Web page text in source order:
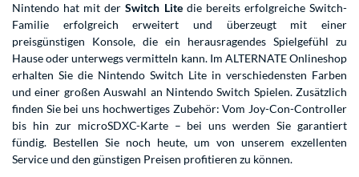
Nintendo hat mit derSwitch Litedie bereits erfolgreiche Switch-
Familie erfolgreich erweitert und überzeugt mit einer
preisgünstigen Konsole, die ein herausragendes Spielgefühl zu
Hause oder unterwegs vermitteln kann. Im ALTERNATE Onlineshop
erhalten Sie die Nintendo Switch Lite in verschiedensten Farben
und einer großen Auswahl an Nintendo Switch Spielen. Zusätzlich
finden Sie bei uns hochwertiges Zubehör: Vom Joy-Con-Controller
bis hin zur microSDXC-Karte – bei uns werden Sie garantiert
fündig. Bestellen Sie noch heute, um von unserem exzellenten
Service und den günstigen Preisen profitieren zu können.